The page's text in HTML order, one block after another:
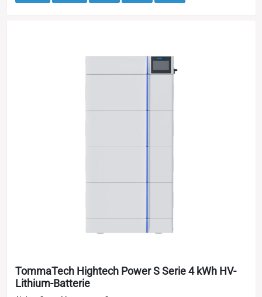
TommaTech Hightech Power S Serie 4 kWh HV-
Lithium-Batterie